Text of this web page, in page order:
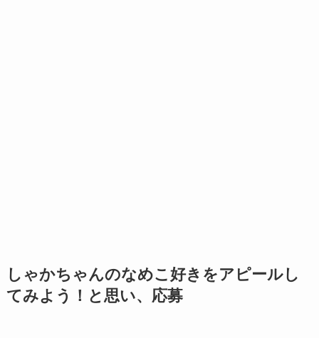
しゃかちゃんのなめこ好きをアピールし
てみよう！と思い、応募